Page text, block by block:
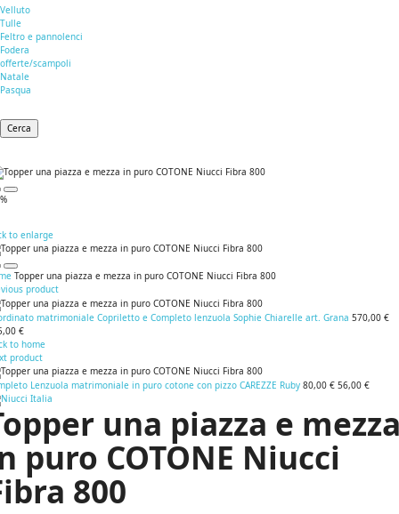
Velluto
Tulle
Feltro e pannolenci
Fodera
offerte/scampoli
Natale
Pasqua
Cerca
to enlarge
Topper una piazza e mezza in puro COTONE Niucci Fibra 800
product
matrimoniale Copriletto e Completo lenzuola Sophie Chiarelle art. Grana 570,00 €
€
to home
product
Lenzuola matrimoniale in puro cotone con pizzo CAREZZE Ruby 80,00 € 56,00 €
una piazza e
puro COTONE Niucci
800